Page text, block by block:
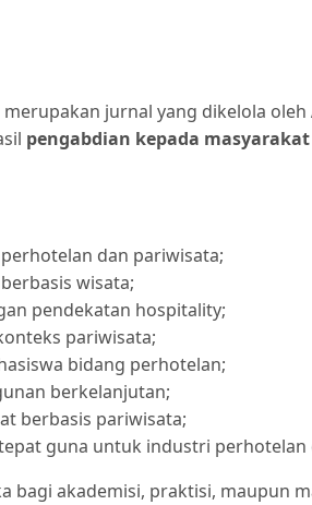
merupakan jurnal yang dikelola oleh
pengabdian kepada masyarakat
dan pariwisata;
wisata;
pendekatan hospitality;
pariwisata;
bidang perhotelan;
berkelanjutan;
berbasis pariwisata;
guna untuk industri perhotelan
bagi akademisi, praktisi, maupun